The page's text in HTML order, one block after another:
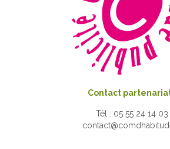
Contact
Tél : 05 55 24 14 03